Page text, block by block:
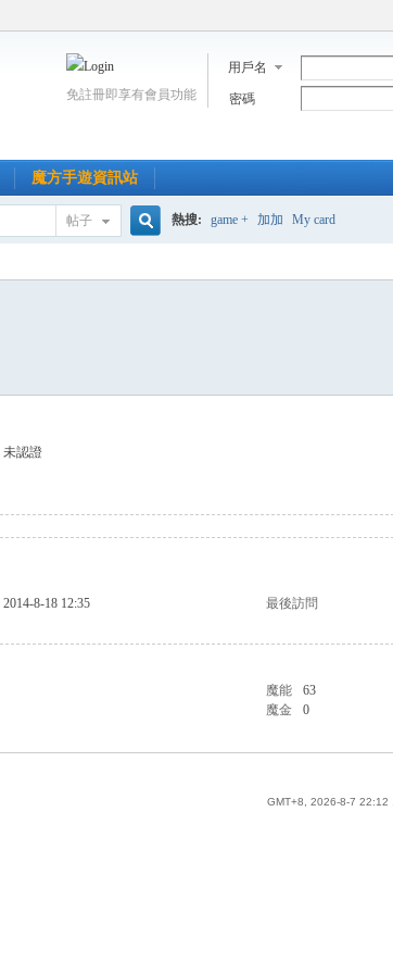
用戶名
密碼
免註冊即享有會員功能
魔方手遊資訊站
帖子 熱搜: game + 加加 My card
未認證
2014-8-18 12:35
最後訪問
魔能
63
魔金 0
GMT+8, 2026-8-7 22:12